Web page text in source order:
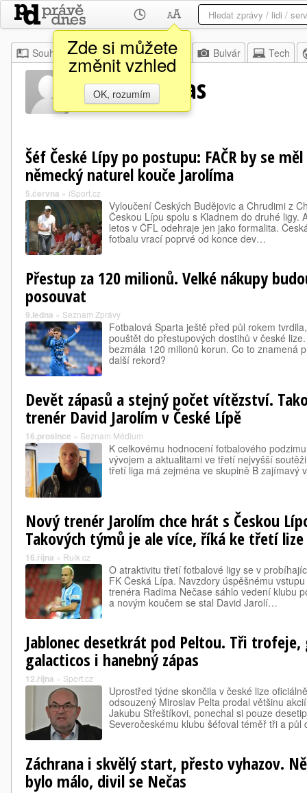
Zde si můžete
změnit vzhled
OK, rozumím
Souhrn Moje Z domova Bulvár Tech
Radim Nečas
Šéf České Lípy po postupu: FAČR by se
německý naturel kouče Jarolíma
5.června » iSport.cz
Vyloučení Českých Budějovic a Chrudimi z
Českou Lípu spolu s Kladnem do druhé ligy.
letos v ČFL odehraje jen jako formalita.
fotbalu vrací poprvé od konce dev…
Přestup za 120 milionů. Velké nákupy
posouvat
9.ledna » Seznam Zprávy
Fotbalová Sparta ještě před půl rokem
pouštět do přestupových dostihů v české
bezmála 120 milionů korun. Co to znamená
další rekord?
Devět zápasů a stejný počet vítězství.
trenér David Jarolím v České Lípě
16.prosince » Seznam Médium
K celkovému hodnocení fotbalového
vývojem a aktualitami ve třetí nejvyšší
třetí liga má zejména ve skupině B zajímavý
Nový trenér Jarolím chce hrát s Českou
Takových týmů je ale více, říká ke třetí lize
16.října » Ruik.cz
O atraktivitu třetí fotbalové ligy se v
FK Česká Lípa. Navzdory úspěšnému
trenéra Radima Nečase sáhlo vedení klubu
a novým koučem se stal David Jarolí…
Jablonec desetkrát pod Peltou. Tři
galacticos i hanebný zápas
12.října » Sport.cz
Uprostřed týdne skončila v české lize
odsouzený Miroslav Pelta prodal většinu
Jakubu Střeštíkovi, ponechal si pouze
Severočeskému klubu šéfoval téměř tři a
Záchrana i skvělý start, přesto vyhazov.
bylo málo, divil se Nečas